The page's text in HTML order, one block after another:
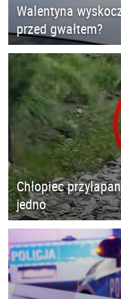
Walentyna
przed gwałtem?
Chłopiec
jedno